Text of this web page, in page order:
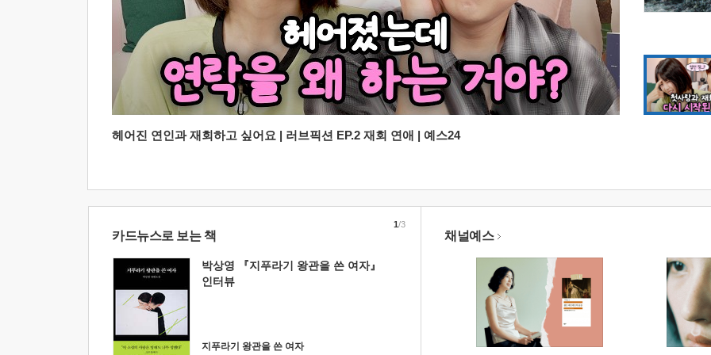
헤어진 연인과 재회하고 싶어요 | 러브픽션 EP.2 재회 연애 | 예스24
카드뉴스로 보는 책
박상영 『지푸라기 왕관을 쓴 여자』
인터뷰
지푸라기 왕관을 쓴 여자
1/3
채널예스